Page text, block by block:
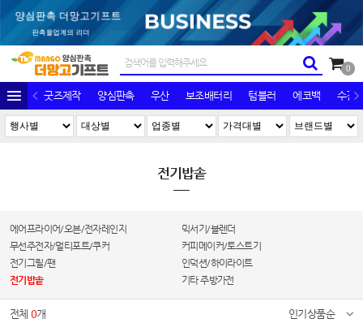
0
굿즈제작 양심판촉 우산 보조배터리 텀블러 에코백 수건/
전기밥솥
에어프라이어/오븐/전자레인지
믹서기/블렌더
무선주전자/멀티포트/쿠커
커피메이커/토스트기
전기그릴/팬
인덕션/하이라이트
전기밥솥
기타 주방가전
전체0개 인기상품순